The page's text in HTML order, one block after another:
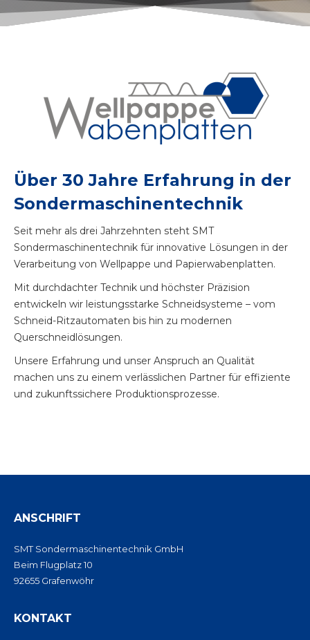
Über 30 Jahre Erfahrung in der
Sondermaschinentechnik
Seit mehr als drei Jahrzehnten steht SMT
Sondermaschinentechnik für innovative Lösungen in der
Verarbeitung von Wellpappe und Papierwabenplatten.
Mit durchdachter Technik und höchster Präzision
entwickeln wir leistungsstarke Schneidsysteme – vom
Schneid-Ritzautomaten bis hin zu modernen
Querschneidlösungen.
Unsere Erfahrung und unser Anspruch an Qualität
machen uns zu einem verlässlichen Partner für effiziente
und zukunftssichere Produktionsprozesse.
ANSCHRIFT
SMT Sondermaschinentechnik GmbH
Beim Flugplatz 10
92655 Grafenwöhr
KONTAKT